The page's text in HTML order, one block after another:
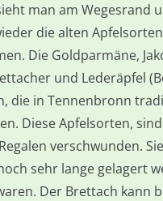
man am Wegesrand
die alten
Die Goldparmäne,
und Lederäpfel
die in Tennenbronn
Diese Apfelsorten,
verschwunden.
sehr lange gelagert
Der Brettach kann